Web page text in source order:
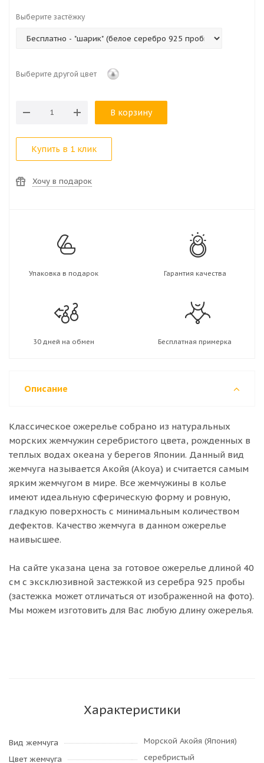
Выберите застёжку
Выберите другой цвет
В корзину
Купить в 1 клик
Хочу в подарок
Упаковка в подарок Гарантия качества
30 дней на обмен Бесплатная примерка
Описание
Классическое ожерелье собрано из натуральных
морских жемчужин серебристого цвета, рожденных в
теплых водах океана у берегов Японии. Данный вид
жемчуга называется Акойя (Akoya) и считается самым
ярким жемчугом в мире. Все жемчужины в колье
имеют идеальную сферическую форму и ровную,
гладкую поверхность с минимальным количеством
дефектов. Качество жемчуга в данном ожерелье
наивысшее.
На сайте указана цена за готовое ожерелье длиной 40
см с эксклюзивной застежкой из серебра 925 пробы
(застежка может отличаться от изображенной на фото).
Мы можем изготовить для Вас любую длину ожерелья.
Характеристики
Вид жемчуга
Морской Акойя (Япония)
Цвет жемчуга
серебристый